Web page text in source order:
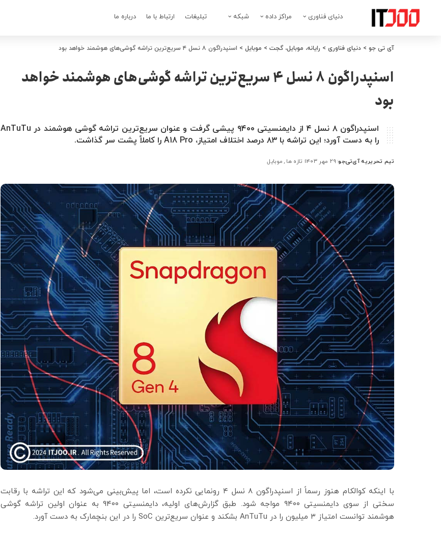
دنیای فناوری مراکز داده شبکه تبلیغات ارتباط با ما درباره ما
آی تی جو > دنیای فناوری > رایانه، موبایل، گجت > موبایل > اسنپدراگون ۸ نسل ۴ سریع‌ترین تراشه گوشی‌های هوشمند خواهد بود
اسنپدراگون ۸ نسل ۴ سریع‌ترین تراشه گوشی‌های هوشمند خواهد
بود
اسنپدراگون ۸ نسل ۴ از دایمنسیتی ۹۴۰۰ پیشی گرفت و عنوان سریع‌ترین تراشه گوشی هوشمند در AnTuTu
را به دست آورد؛ این تراشه با ۸۳ درصد اختلاف امتیاز، A18 Pro را کاملاً پشت سر گذاشت.
ارسال
توسط
تیم تحریریه آی‌تی‌جو ۲۹ مهر ۱۴۰۳ تازه ها موبایل
با اینکه کوالکام هنوز رسماً از اسنپدراگون ۸ نسل ۴ رونمایی نکرده است، اما پیش‌بینی می‌شود که این تراشه با رقابت
سختی از سوی دایمنسیتی ۹۴۰۰ مواجه شود. طبق گزارش‌های اولیه، دایمنسیتی ۹۴۰۰ به عنوان اولین تراشه گوشی
هوشمند توانست امتیاز ۳ میلیون را در AnTuTu بشکند و عنوان سریع‌ترین SoC را در این بنچمارک به دست آورد.